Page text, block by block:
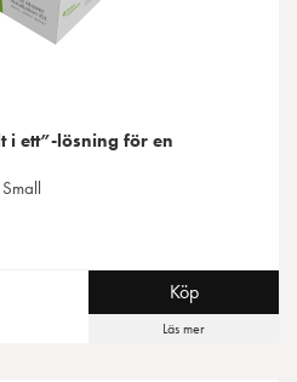
i ett”-lösning för en
Köp
Läs mer